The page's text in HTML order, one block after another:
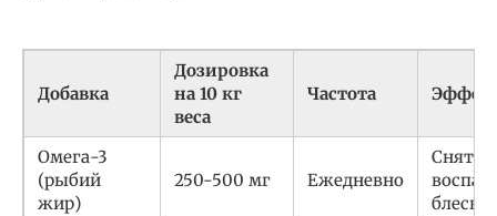
Добавка
Дозировка
на 10 кг
веса
Частота
Омега-3
(рыбий
жир)
250-500 мг Ежедневно
Снятие
блеск